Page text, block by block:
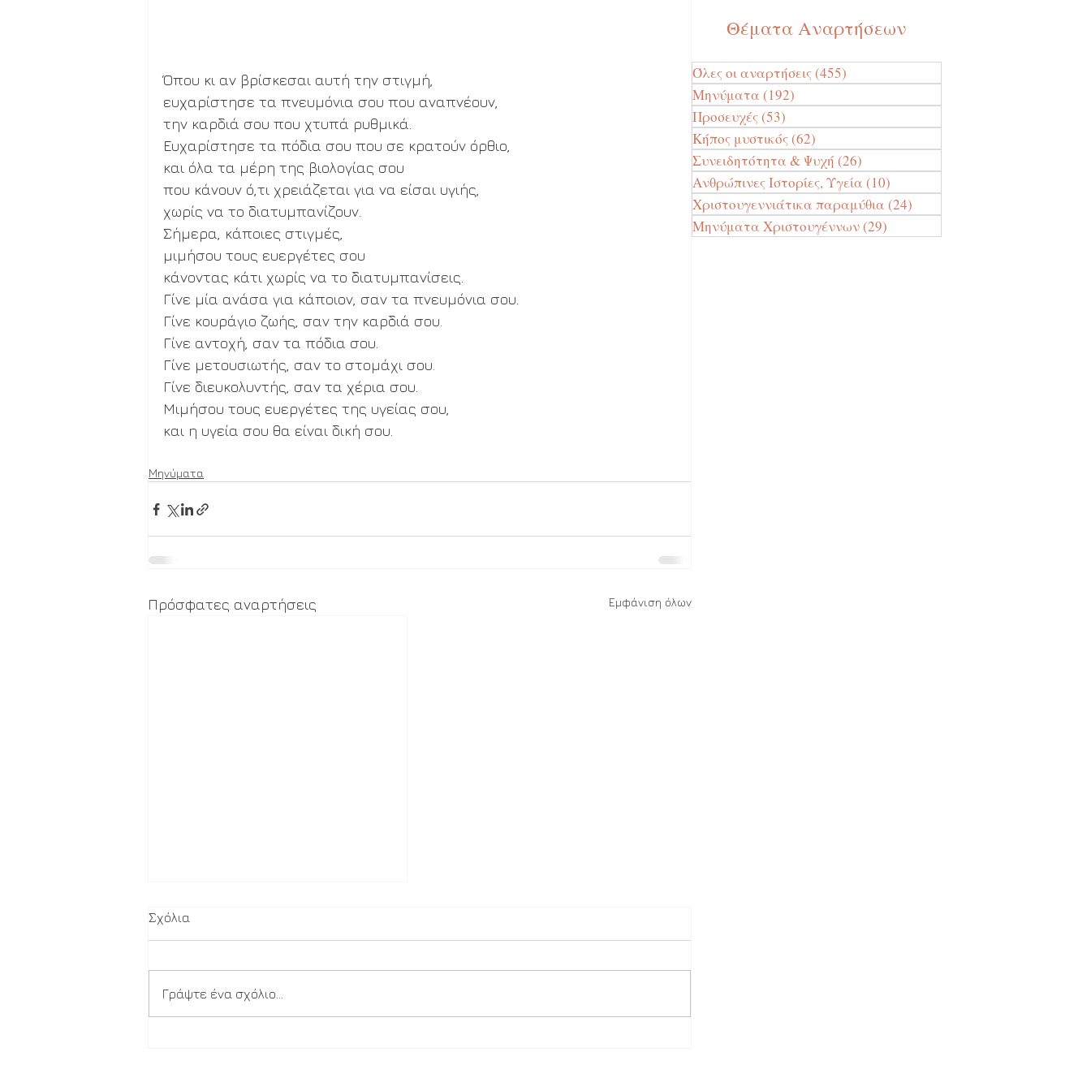
Όπου κι αν βρίσκεσαι αυτή την στιγμή,
ευχαρίστησε τα πνευμόνια σου που αναπνέουν,
την καρδιά σου που χτυπά ρυθμικά.
Ευχαρίστησε τα πόδια σου που σε κρατούν όρθιο,
και όλα τα μέρη της βιολογίας σου
που κάνουν ό,τι χρειάζεται για να είσαι υγιής,
χωρίς να το διατυμπανίζουν.
Σήμερα, κάποιες στιγμές,
μιμήσου τους ευεργέτες σου
κάνοντας κάτι χωρίς να το διατυμπανίσεις.
Γίνε μία ανάσα για κάποιον, σαν τα πνευμόνια σου.
Γίνε κουράγιο ζωής, σαν την καρδιά σου.
Γίνε αντοχή, σαν τα πόδια σου.
Γίνε μετουσιωτής, σαν το στομάχι σου.
Γίνε διευκολυντής, σαν τα χέρια σου.
Μιμήσου τους ευεργέτες της υγείας σου,
και η υγεία σου θα είναι δική σου.
Μηνύματα
Πρόσφατες αναρτήσεις Εμφάνιση όλων
Σχόλια
Γράψτε ένα σχόλιο...
Θέματα Αναρτήσεων
Όλες οι αναρτήσεις(455)
Μηνύματα (192)
Προσευχές(53)
Κήπος μυστικός(62)
Συνειδητότητα & Ψυχή (26)
Ανθρώπινες Ιστορίες, Υγεία (10)
Χριστουγεννιάτικα παραμύθια (24)
Μηνύματα Χριστουγέννων(29)